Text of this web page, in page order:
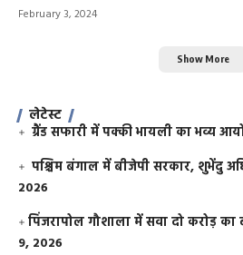
February 3, 2024
Show More
लेटेस्ट
ग्रैंड सफारी में पक्की भायली का भव्य
पश्चिम बंगाल में बीजेपी सरकार, शुभेंदु
2026
​पिंजरापोल गौशाला में सवा दो करोड़ का
9, 2026